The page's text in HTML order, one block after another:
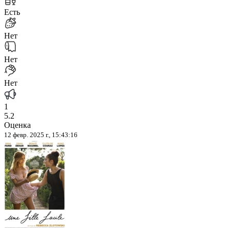
Есть
Нет
Нет
Нет
1
5.2
Оценка
12 февр. 2025 г., 15:43:16